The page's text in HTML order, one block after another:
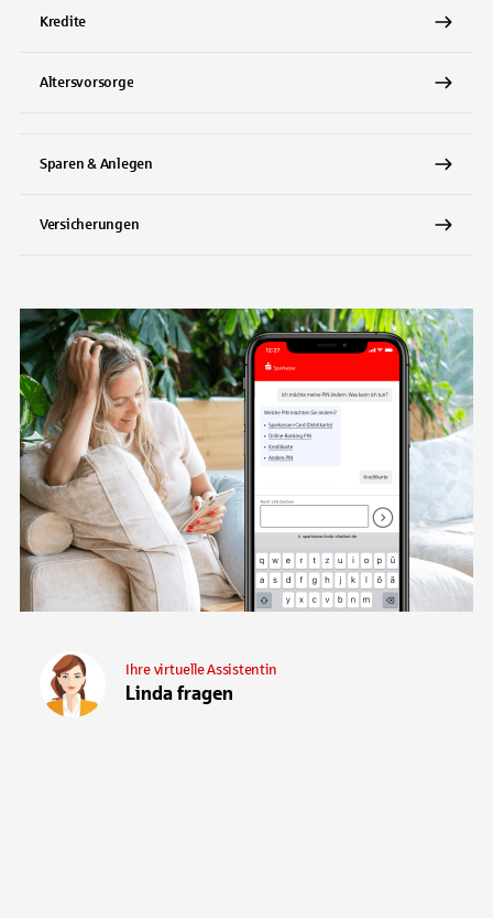
Kredite
Altersvorsorge
Sparen & Anlegen
Versicherungen
Linda fragen
Ihre virtuelle Assistentin